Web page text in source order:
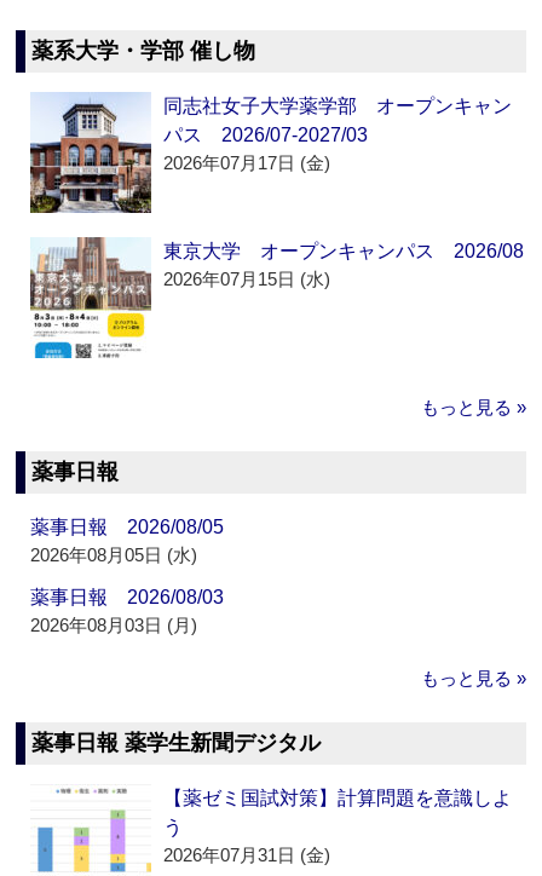
薬系大学・学部 催し物
同志社女子大学薬学部 オープンキャン
パス 2026/07-2027/03
2026年07月17日 (金)
東京大学 オープンキャンパス 2026/08
2026年07月15日 (水)
もっと見る »
薬事日報
薬事日報 2026/08/05
2026年08月05日 (水)
薬事日報 2026/08/03
2026年08月03日 (月)
もっと見る »
薬事日報 薬学生新聞デジタル
【薬ゼミ国試対策】計算問題を意識しよ
う
2026年07月31日 (金)